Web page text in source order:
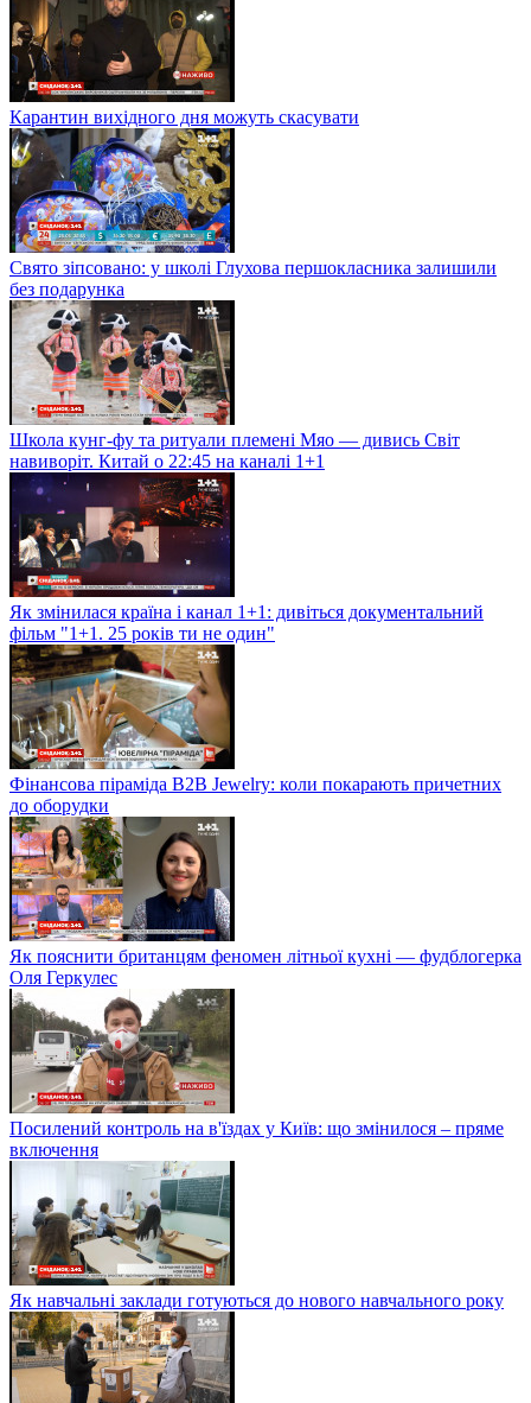
Карантин вихідного дня можуть скасувати
Свято зіпсовано: у школі Глухова першокласника залишили
без подарунка
Школа кунг-фу та ритуали племені Мяо — дивись Світ
навиворіт. Китай о 22:45 на каналі 1+1
Як змінилася країна і канал 1+1: дивіться документальний
фільм "1+1. 25 років ти не один"
Фінансова піраміда B2B Jewelry: коли покарають причетних
до оборудки
Як пояснити британцям феномен літньої кухні — фудблогерка
Оля Геркулес
Посилений контроль на в'їздах у Київ: що змінилося – пряме
включення
Як навчальні заклади готуються до нового навчального року